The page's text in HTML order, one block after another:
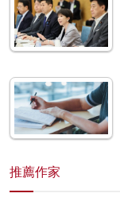
推薦作家